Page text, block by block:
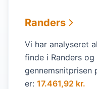
Randers
Vi har analyseret
finde i Randers
er: 17.461,92 kr.